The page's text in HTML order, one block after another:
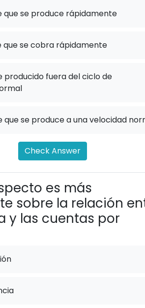
que se produce rápidamente
que se cobra rápidamente
producido fuera del ciclo de
que se produce a una velocidad
Check Answer
es más
sobre la relación
y las cuentas por